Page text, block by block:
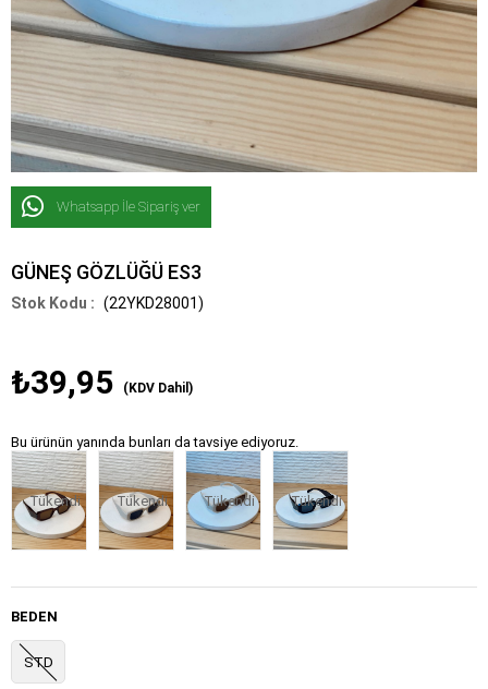
Whatsapp İle Sipariş ver
GÜNEŞ GÖZLÜĞÜ ES3
(22YKD28001)
₺39,95 (KDV Dahil)
Bu ürünün yanında bunları da tavsiye ediyoruz.
Tükendi Tükendi Tükendi Tükendi
BEDEN
STD